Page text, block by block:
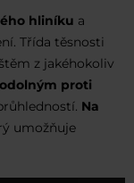
hliníku a
Třída těsnosti
z jakéhokoliv
proti
Na
umožňuje